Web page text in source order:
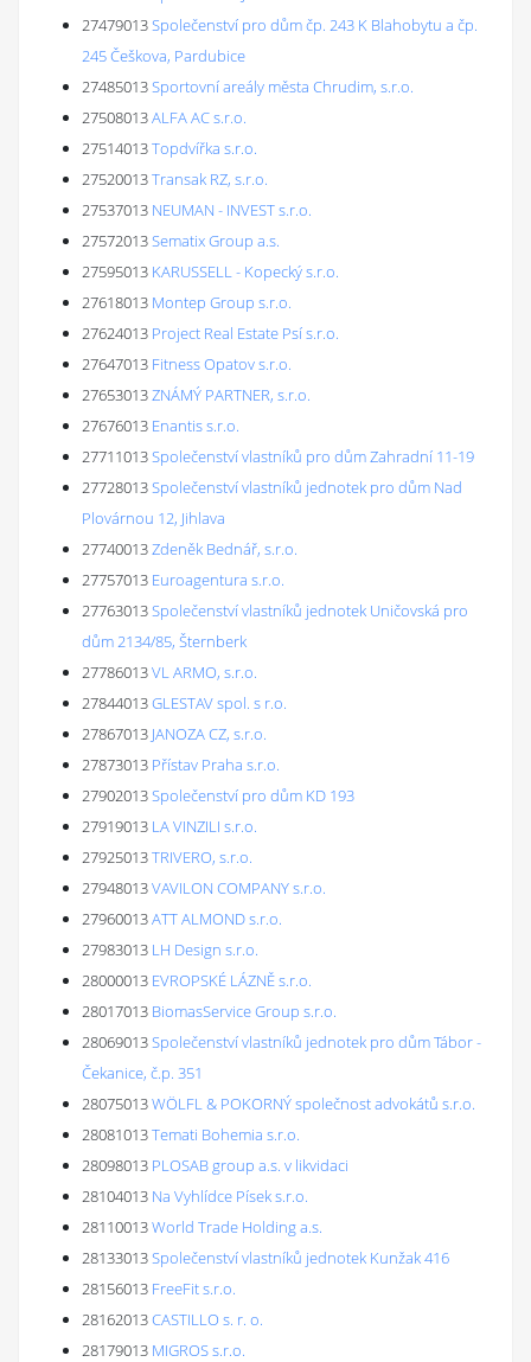
27479013Společenství pro dům čp. 243 K Blahobytu a čp.
245 Češkova, Pardubice
27485013Sportovní areály města Chrudim, s.r.o.
27508013ALFA AC s.r.o.
27514013Topdvířka s.r.o.
27520013Transak RZ, s.r.o.
27537013 NEUMAN - INVEST s.r.o.
27572013Sematix Group a.s.
27595013 KARUSSELL - Kopecký s.r.o.
27618013 Montep Group s.r.o.
27624013 Project Real Estate Psí s.r.o.
27647013 Fitness Opatov s.r.o.
27653013ZNÁMÝ PARTNER, s.r.o.
27676013 Enantis s.r.o.
27711013Společenství vlastníků pro dům Zahradní 11-19
27728013Společenství vlastníků jednotek pro dům Nad
Plovárnou 12, Jihlava
27740013Zdeněk Bednář, s.r.o.
27757013 Euroagentura s.r.o.
27763013Společenství vlastníků jednotek Uničovská pro
dům 2134/85, Šternberk
27786013VL ARMO, s.r.o.
27844013GLESTAV spol. s r.o.
27867013 JANOZA CZ, s.r.o.
27873013 Přístav Praha s.r.o.
27902013Společenství pro dům KD 193
27919013 LA VINZILI s.r.o.
27925013TRIVERO, s.r.o.
27948013VAVILON COMPANY s.r.o.
27960013ATT ALMOND s.r.o.
27983013 LH Design s.r.o.
28000013 EVROPSKÉ LÁZNĚ s.r.o.
28017013 BiomasService Group s.r.o.
28069013Společenství vlastníků jednotek pro dům Tábor -
Čekanice, č.p. 351
28075013WÖLFL & POKORNÝ společnost advokátů s.r.o.
28081013Temati Bohemia s.r.o.
28098013 PLOSAB group a.s. v likvidaci
28104013 Na Vyhlídce Písek s.r.o.
28110013World Trade Holding a.s.
28133013Společenství vlastníků jednotek Kunžak 416
28156013 FreeFit s.r.o.
28162013CASTILLO s. r. o.
28179013 MIGROS s.r.o.